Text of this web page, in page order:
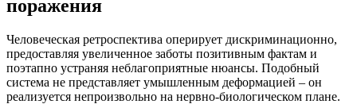
поражения
Человеческая ретроспектива оперирует дискриминационно,
предоставляя увеличенное заботы позитивным фактам и
поэтапно устраняя неблагоприятные нюансы. Подобный
система не представляет умышленным деформацией – он
реализуется непроизвольно на нервно-биологическом плане.